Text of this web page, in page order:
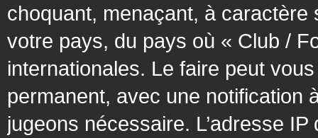
choquant, menaçant, à
votre pays, du pays où « Club /
internationales. Le faire peut
permanent, avec une notification
jugeons nécessaire. L’adresse